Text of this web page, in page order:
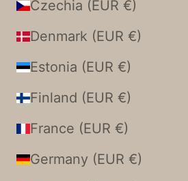
Czechia (EUR €)
Denmark (EUR €)
Estonia (EUR €)
Finland (EUR €)
France (EUR €)
Germany (EUR €)